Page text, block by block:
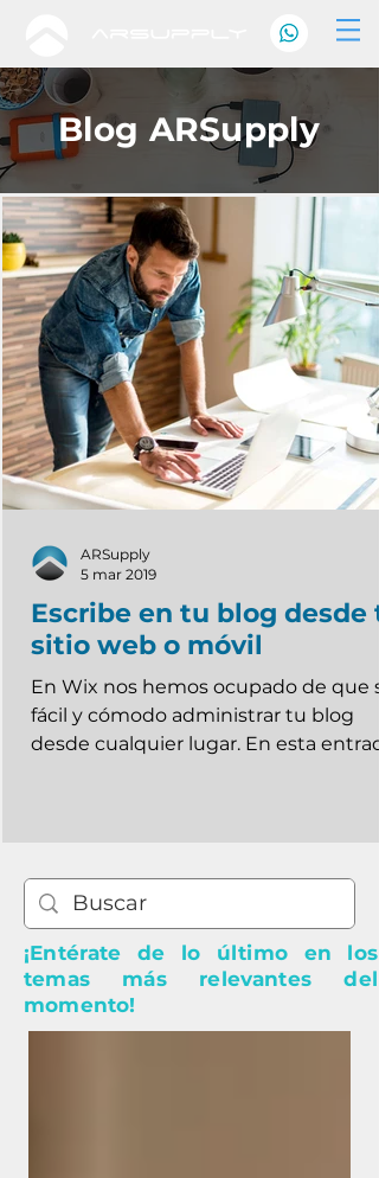
Blog ARSupply
Escribe en tu blog desde
sitio web o móvil
En Wix nos hemos ocupado de que
fácil y cómodo administrar tu blog
desde cualquier lugar. En esta entrada
ARSupply
5 mar 2019
¡Entérate de lo último en los
temas más relevantes del
momento!